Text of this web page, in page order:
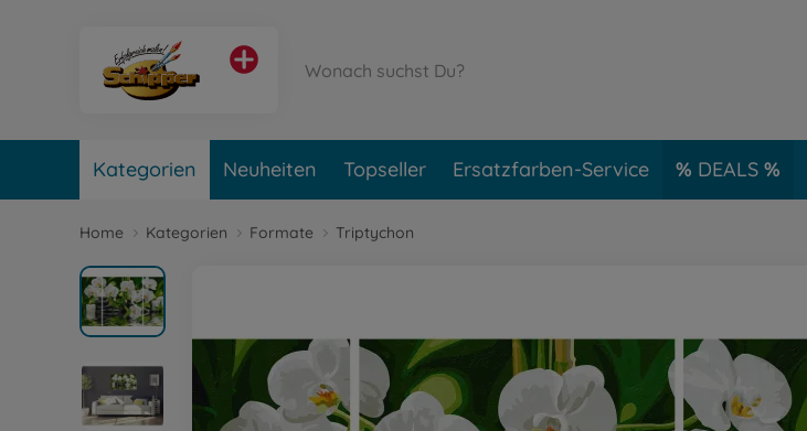
Kategorien Neuheiten Topseller Ersatzfarben-Service DEALS
Home Kategorien Formate Triptychon